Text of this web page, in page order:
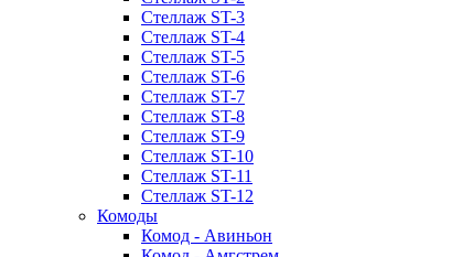
Стеллаж ST-3
Стеллаж ST-4
Стеллаж ST-5
Стеллаж ST-6
Стеллаж ST-7
Стеллаж ST-8
Стеллаж ST-9
Стеллаж ST-10
Стеллаж ST-11
Стеллаж ST-12
Комоды
Комод - Авиньон